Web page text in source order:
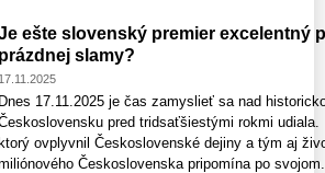
ešte slovenský premier excelentný
prázdnej slamy?
17.11.2025
Dnes 17.11.2025 je čas zamyslieť sa nad
pred tridsaťšiestými rokmi
ovplyvnil Československé dejiny a tým aj
Československa pripomína po